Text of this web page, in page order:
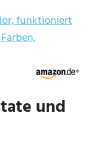
funktioniert
und